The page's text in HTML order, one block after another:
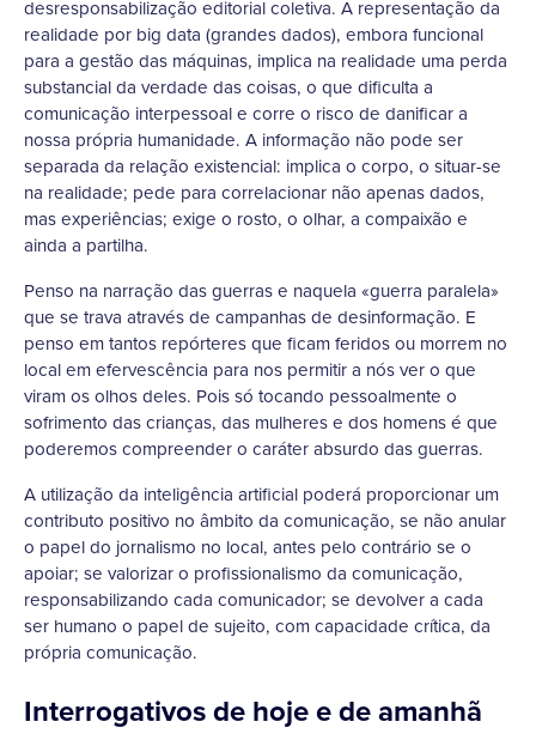
desresponsabilização editorial coletiva. A representação da
realidade por big data (grandes dados), embora funcional
para a gestão das máquinas, implica na realidade uma perda
substancial da verdade das coisas, o que dificulta a
comunicação interpessoal e corre o risco de danificar a
nossa própria humanidade. A informação não pode ser
separada da relação existencial: implica o corpo, o situar-se
na realidade; pede para correlacionar não apenas dados,
mas experiências; exige o rosto, o olhar, a compaixão e
ainda a partilha.
Penso na narração das guerras e naquela «guerra paralela»
que se trava através de campanhas de desinformação. E
penso em tantos repórteres que ficam feridos ou morrem no
local em efervescência para nos permitir a nós ver o que
viram os olhos deles. Pois só tocando pessoalmente o
sofrimento das crianças, das mulheres e dos homens é que
poderemos compreender o caráter absurdo das guerras.
A utilização da inteligência artificial poderá proporcionar um
contributo positivo no âmbito da comunicação, se não anular
o papel do jornalismo no local, antes pelo contrário se o
apoiar; se valorizar o profissionalismo da comunicação,
responsabilizando cada comunicador; se devolver a cada
ser humano o papel de sujeito, com capacidade crítica, da
própria comunicação.
Interrogativos de hoje e de amanhã